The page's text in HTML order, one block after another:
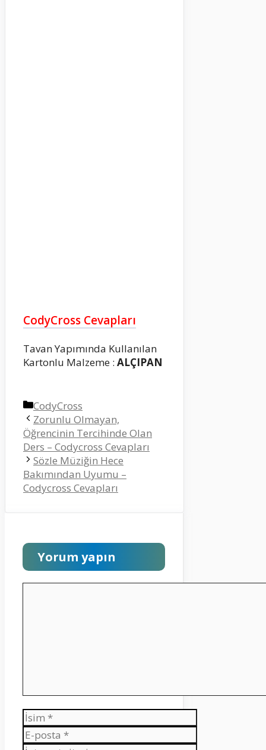
CodyCross Cevapları
Tavan Yapımında Kullanılan
Kartonlu Malzeme : ALÇIPAN
Kategoriler
CodyCross
Zorunlu Olmayan,
Öğrencinin Tercihinde Olan
Ders – Codycross Cevapları
Sözle Müziğin Hece
Bakımından Uyumu –
Codycross Cevapları
Yorum yapın
İsim
E-
posta